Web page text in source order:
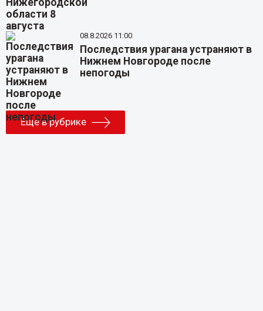
08.8.2026 11:00
Последствия урагана устраняют в
Нижнем Новгороде после
непогоды
Еще в рубрике